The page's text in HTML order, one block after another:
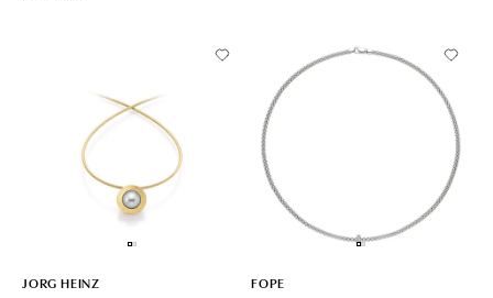
JORG HEINZ
FOPE